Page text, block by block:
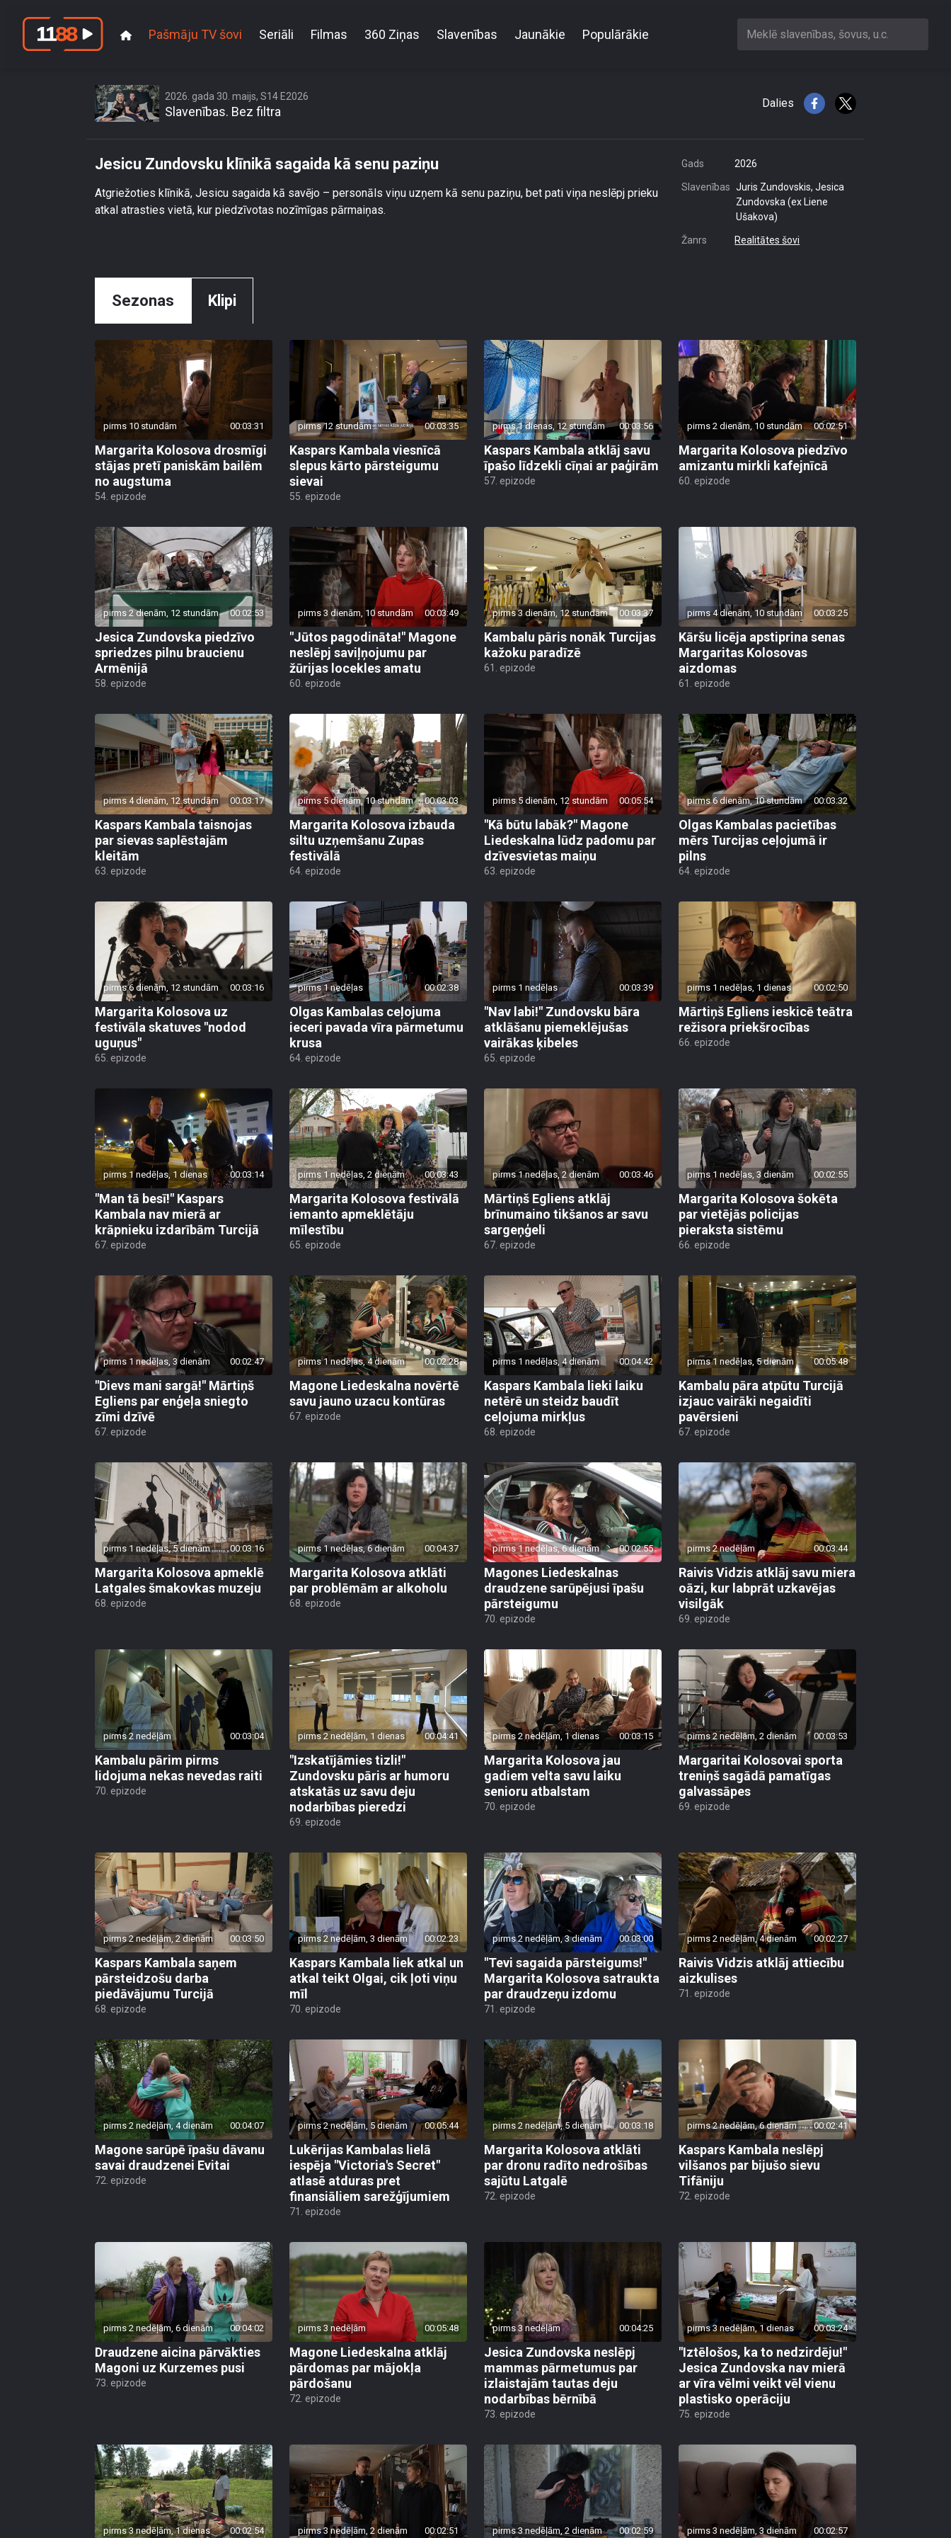
Pašmāju TV šovi Seriāli Filmas 360 Ziņas Slavenības Jaunākie Populārākie Meklē slavenības, šovus, u.c.
2026. gada 30. maijs, S14 E2026
Slavenības. Bez filtra
Dalies
Jesicu Zundovsku klīnikā sagaida kā senu paziņu
Atgriežoties klīnikā, Jesicu sagaida kā savējo – personāls viņu uzņem kā senu paziņu, bet pati viņa neslēpj prieku
atkal atrasties vietā, kur piedzīvotas nozīmīgas pārmaiņas.
Gads 2026
Slavenības Juris Zundovskis, Jesica
Zundovska (ex Liene
Ušakova)
Žanrs Realitātes šovi
Sezonas Klipi
pirms 10 stundām 00:03:31
Margarita Kolosova drosmīgi
stājas pretī paniskām bailēm
no augstuma
54. epizode
pirms 12 stundām 00:03:35
Kaspars Kambala viesnīcā
slepus kārto pārsteigumu
sievai
55. epizode
pirms 1 dienas, 12 stundām 00:03:56
Kaspars Kambala atklāj savu
īpašo līdzekli cīņai ar paģirām
57. epizode
pirms 2 dienām, 10 stundām 00:02:51
Margarita Kolosova piedzīvo
amizantu mirkli kafejnīcā
60. epizode
pirms 2 dienām, 12 stundām 00:02:53
Jesica Zundovska piedzīvo
spriedzes pilnu braucienu
Armēnijā
58. epizode
pirms 3 dienām, 10 stundām 00:03:49
"Jūtos pagodināta!" Magone
neslēpj saviļņojumu par
žūrijas locekles amatu
60. epizode
pirms 3 dienām, 12 stundām 00:03:37
Kambalu pāris nonāk Turcijas
kažoku paradīzē
61. epizode
pirms 4 dienām, 10 stundām 00:03:25
Kāršu licēja apstiprina senas
Margaritas Kolosovas
aizdomas
61. epizode
pirms 4 dienām, 12 stundām 00:03:17
Kaspars Kambala taisnojas
par sievas saplēstajām
kleitām
63. epizode
pirms 5 dienām, 10 stundām 00:03:03
Margarita Kolosova izbauda
siltu uzņemšanu Zupas
festivālā
64. epizode
pirms 5 dienām, 12 stundām 00:05:54
"Kā būtu labāk?" Magone
Liedeskalna lūdz padomu par
dzīvesvietas maiņu
63. epizode
pirms 6 dienām, 10 stundām 00:03:32
Olgas Kambalas pacietības
mērs Turcijas ceļojumā ir
pilns
64. epizode
pirms 6 dienām, 12 stundām 00:03:16
Margarita Kolosova uz
festivāla skatuves "nodod
uguņus"
65. epizode
pirms 1 nedēļas 00:02:38
Olgas Kambalas ceļojuma
ieceri pavada vīra pārmetumu
krusa
64. epizode
pirms 1 nedēļas 00:03:39
"Nav labi!" Zundovsku bāra
atklāšanu piemeklējušas
vairākas ķibeles
65. epizode
pirms 1 nedēļas, 1 dienas 00:02:50
Mārtiņš Egliens ieskicē teātra
režisora priekšrocības
66. epizode
pirms 1 nedēļas, 1 dienas 00:03:14
"Man tā besī!" Kaspars
Kambala nav mierā ar
krāpnieku izdarībām Turcijā
67. epizode
pirms 1 nedēļas, 2 dienām 00:03:43
Margarita Kolosova festivālā
iemanto apmeklētāju
mīlestību
65. epizode
pirms 1 nedēļas, 2 dienām 00:03:46
Mārtiņš Egliens atklāj
brīnumaino tikšanos ar savu
sargeņģeli
67. epizode
pirms 1 nedēļas, 3 dienām 00:02:55
Margarita Kolosova šokēta
par vietējās policijas
pieraksta sistēmu
66. epizode
pirms 1 nedēļas, 3 dienām 00:02:47
"Dievs mani sargā!" Mārtiņš
Egliens par enģeļa sniegto
zīmi dzīvē
67. epizode
pirms 1 nedēļas, 4 dienām 00:02:28
Magone Liedeskalna novērtē
savu jauno uzacu kontūras
67. epizode
pirms 1 nedēļas, 4 dienām 00:04:42
Kaspars Kambala lieki laiku
netērē un steidz baudīt
ceļojuma mirkļus
68. epizode
pirms 1 nedēļas, 5 dienām 00:05:48
Kambalu pāra atpūtu Turcijā
izjauc vairāki negaidīti
pavērsieni
67. epizode
pirms 1 nedēļas, 5 dienām 00:03:16
Margarita Kolosova apmeklē
Latgales šmakovkas muzeju
68. epizode
pirms 1 nedēļas, 6 dienām 00:04:37
Margarita Kolosova atklāti
par problēmām ar alkoholu
68. epizode
pirms 1 nedēļas, 6 dienām 00:02:55
Magones Liedeskalnas
draudzene sarūpējusi īpašu
pārsteigumu
70. epizode
pirms 2 nedēļām 00:03:44
Raivis Vidzis atklāj savu miera
oāzi, kur labprāt uzkavējas
visilgāk
69. epizode
pirms 2 nedēļām 00:03:04
Kambalu pārim pirms
lidojuma nekas nevedas raiti
70. epizode
pirms 2 nedēļām, 1 dienas 00:04:41
"Izskatījāmies tizli!"
Zundovsku pāris ar humoru
atskatās uz savu deju
nodarbības pieredzi
69. epizode
pirms 2 nedēļām, 1 dienas 00:03:15
Margarita Kolosova jau
gadiem velta savu laiku
senioru atbalstam
70. epizode
pirms 2 nedēļām, 2 dienām 00:03:53
Margaritai Kolosovai sporta
treniņš sagādā pamatīgas
galvassāpes
69. epizode
pirms 2 nedēļām, 2 dienām 00:03:50
Kaspars Kambala saņem
pārsteidzošu darba
piedāvājumu Turcijā
68. epizode
pirms 2 nedēļām, 3 dienām 00:02:23
Kaspars Kambala liek atkal un
atkal teikt Olgai, cik ļoti viņu
mīl
70. epizode
pirms 2 nedēļām, 3 dienām 00:03:00
"Tevi sagaida pārsteigums!"
Margarita Kolosova satraukta
par draudzeņu izdomu
71. epizode
pirms 2 nedēļām, 4 dienām 00:02:27
Raivis Vidzis atklāj attiecību
aizkulises
71. epizode
pirms 2 nedēļām, 4 dienām 00:04:07
Magone sarūpē īpašu dāvanu
savai draudzenei Evitai
72. epizode
pirms 2 nedēļām, 5 dienām 00:05:44
Lukērijas Kambalas lielā
iespēja "Victoria's Secret"
atlasē atduras pret
finansiāliem sarežģījumiem
71. epizode
pirms 2 nedēļām, 5 dienām 00:03:18
Margarita Kolosova atklāti
par dronu radīto nedrošības
sajūtu Latgalē
72. epizode
pirms 2 nedēļām, 6 dienām 00:02:41
Kaspars Kambala neslēpj
vilšanos par bijušo sievu
Tifāniju
72. epizode
pirms 2 nedēļām, 6 dienām 00:04:02
Draudzene aicina pārvākties
Magoni uz Kurzemes pusi
73. epizode
pirms 3 nedēļām 00:05:48
Magone Liedeskalna atklāj
pārdomas par mājokļa
pārdošanu
72. epizode
pirms 3 nedēļām 00:04:25
Jesica Zundovska neslēpj
mammas pārmetumus par
izlaistajām tautas deju
nodarbības bērnībā
73. epizode
pirms 3 nedēļām, 1 dienas 00:03:24
"Iztēlošos, ka to nedzirdēju!"
Jesica Zundovska nav mierā
ar vīra vēlmi veikt vēl vienu
plastisko operāciju
75. epizode
pirms 3 nedēļām, 1 dienas 00:02:54 pirms 3 nedēļām, 2 dienām 00:02:51 pirms 3 nedēļām, 2 dienām 00:02:59 pirms 3 nedēļām, 3 dienām 00:02:57